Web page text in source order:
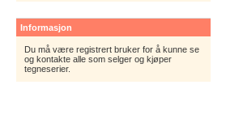
Informasjon
Du må være registrert bruker for å kunne se
og kontakte alle som selger og kjøper
tegneserier.